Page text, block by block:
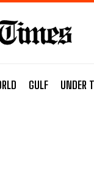
GULF UNDER